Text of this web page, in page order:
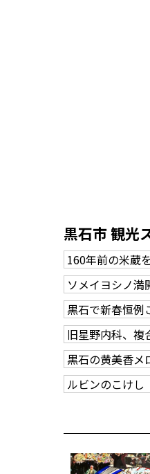
黒石市 観光
160年前の米蔵
ソメイヨシノ満
黒石で新春恒例
旧星野内科、
黒石の黄美香
ルビンのこけし